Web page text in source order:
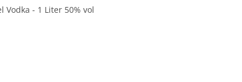
Vodka - 1 Liter 50% vol
von 4.6 von 5 Sternen